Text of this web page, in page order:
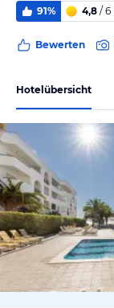
91% 4,8 / 6
Bewerten
Hotelübersicht